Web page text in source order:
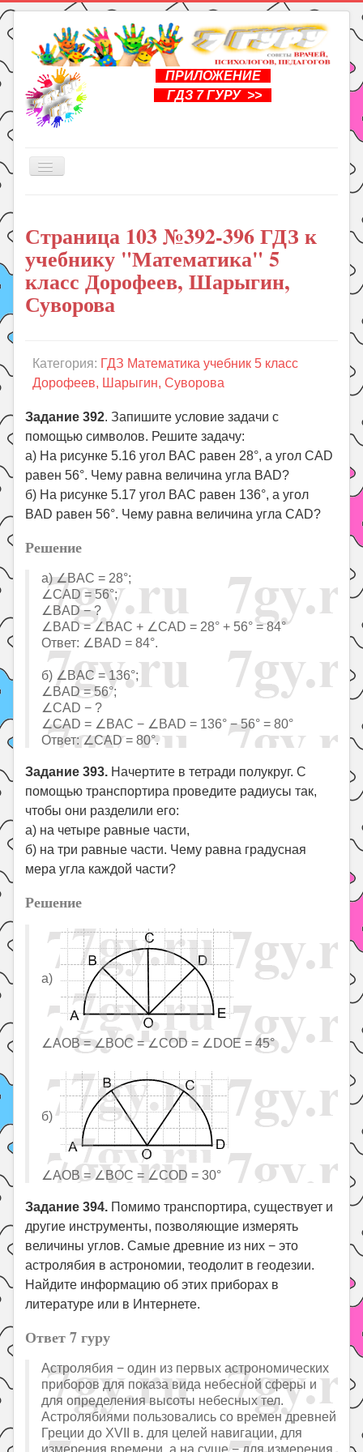
ПРИЛОЖЕНИЕ
ГДЗ 7 ГУРУ >>
Включить/
Книги
Рукоделие
Подготовка к школе
Уроки
Праздники
Летом!
Поиск
Страница 103 №392-396 ГДЗ к
учебнику "Математика" 5
класс Дорофеев, Шарыгин,
Суворова
Категория: ГДЗ Математика учебник 5 класс
Дорофеев, Шарыгин, Суворова
Задание 392. Запишите условие задачи с
помощью символов. Решите задачу:
а) На рисунке 5.16 угол BAC равен 28°, а угол CAD
равен 56°. Чему равна величина угла BAD?
б) На рисунке 5.17 угол BAC равен 136°, а угол
BAD равен 56°. Чему равна величина угла CAD?
Решение
а) ∠BAC = 28°;
∠CAD = 56°;
∠BAD − ?
∠BAD = ∠BAC + ∠CAD = 28° + 56° = 84°
Ответ: ∠BAD = 84°.
б) ∠BAC = 136°;
∠BAD = 56°;
∠CAD − ?
∠CAD = ∠BAC − ∠BAD = 136° − 56° = 80°
Ответ: ∠CAD = 80°.
Задание 393. Начертите в тетради полукруг. С
помощью транспортира проведите радиусы так,
чтобы они разделили его:
а) на четыре равные части,
б) на три равные части. Чему равна градусная
мера угла каждой части?
Решение
а)
∠AOB = ∠BOC = ∠COD = ∠DOE = 45°
б)
∠AOB = ∠BOC = ∠COD = 30°
Задание 394. Помимо транспортира, существует и
другие инструменты, позволяющие измерять
величины углов. Самые древние из них − это
астролябия в астрономии, теодолит в геодезии.
Найдите информацию об этих приборах в
литературе или в Интернете.
Ответ 7 гуру
Астролябия − один из первых астрономических
приборов для показа вида небесной сферы и
для определения высоты небесных тел.
Астролябиями пользовались со времен древней
Греции до XVII в. для целей навигации, для
измерения времени, а на суше − для измерения